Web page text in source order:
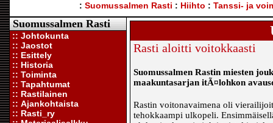
: Suomussalmen Rasti : Hiihto : Tanssi- ja
Suomussalmen Rasti
:: Johtokunta
:: Jaostot
:: Esittely
:: Historia
:: Toiminta
:: Tapahtumat
:: Rastilainen
:: Ajankohtaista
:: Rasti_ry
Rasti aloitti voitokkaasti
Suomussalmen Rastin miesten
maakuntasarjan itÃ¤lohkon
Rastin voitonavaimena oli
tehokkaampi ulkopeli.